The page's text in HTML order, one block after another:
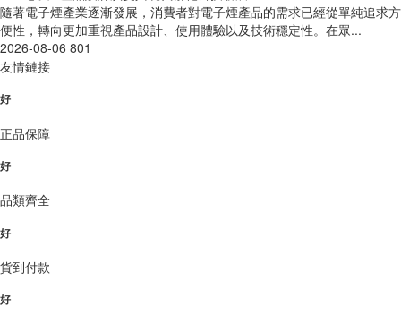
隨著電子煙產業逐漸發展，消費者對電子煙產品的需求已經從單純追求方
便性，轉向更加重視產品設計、使用體驗以及技術穩定性。在眾...
2026-08-06 801
友情鏈接
好
正品保障
好
品類齊全
好
貨到付款
好